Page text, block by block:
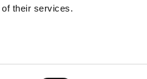
their services.